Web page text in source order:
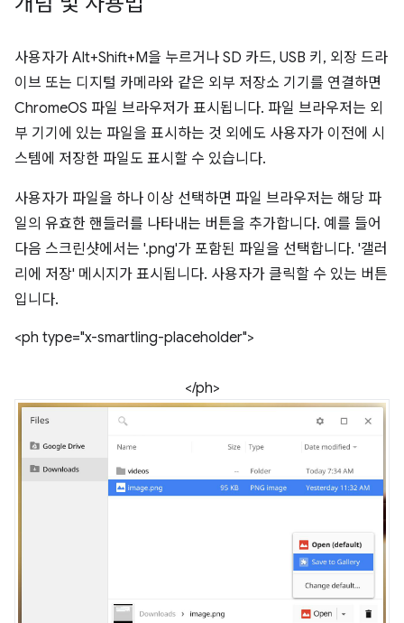
사용자가 Alt+Shift+M을 누르거나 SD 카드, USB 키, 외장 드라
이브 또는 디지털 카메라와 같은 외부 저장소 기기를 연결하면
ChromeOS 파일 브라우저가 표시됩니다. 파일 브라우저는 외
부 기기에 있는 파일을 표시하는 것 외에도 사용자가 이전에 시
스템에 저장한 파일도 표시할 수 있습니다.
사용자가 파일을 하나 이상 선택하면 파일 브라우저는 해당 파
일의 유효한 핸들러를 나타내는 버튼을 추가합니다. 예를 들어
다음 스크린샷에서는 '.png'가 포함된 파일을 선택합니다. '갤러
리에 저장' 메시지가 표시됩니다. 사용자가 클릭할 수 있는 버튼
입니다.
<ph type="x-smartling-placeholder">
</ph>